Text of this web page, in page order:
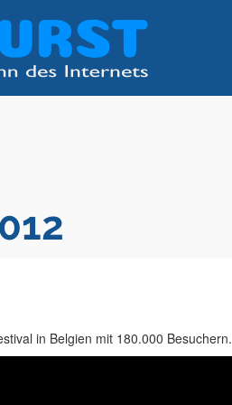
in Belgien mit 180.000 Besuchern.